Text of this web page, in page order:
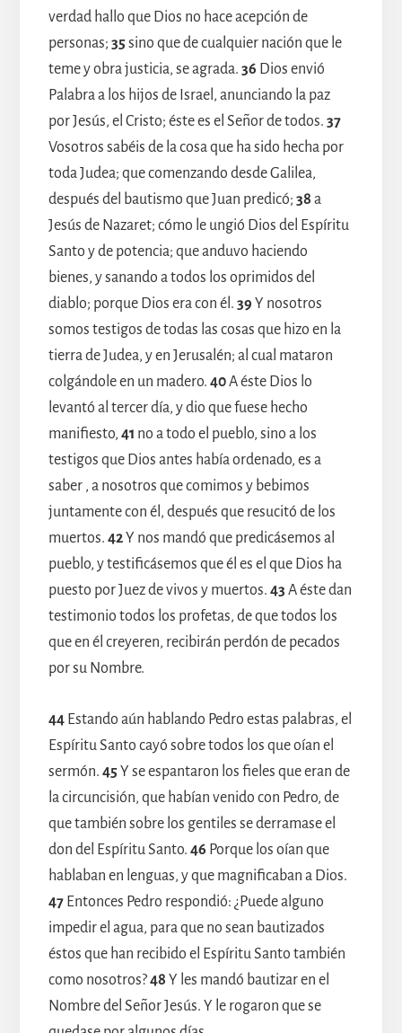
verdad hallo que Dios no hace acepción de
personas; 35sino que de cualquier nación que le
teme y obra justicia, se agrada. 36 Dios envió
Palabra a los hijos de Israel, anunciando la paz
por Jesús, el Cristo; éste es el Señor de todos. 37
Vosotros sabéis de la cosa que ha sido hecha por
toda Judea; que comenzando desde Galilea,
después del bautismo que Juan predicó; 38 a
Jesús de Nazaret; cómo le ungió Dios del Espíritu
Santo y de potencia; que anduvo haciendo
bienes, y sanando a todos los oprimidos del
diablo; porque Dios era con él. 39 Y nosotros
somos testigos de todas las cosas que hizo en la
tierra de Judea, y en Jerusalén; al cual mataron
colgándole en un madero. 40A éste Dios lo
levantó al tercer día, y dio que fuese hecho
manifiesto, 41 no a todo el pueblo, sino a los
testigos que Dios antes había ordenado, es a
saber , a nosotros que comimos y bebimos
juntamente con él, después que resucitó de los
muertos. 42Y nos mandó que predicásemos al
pueblo, y testificásemos que él es el que Dios ha
puesto por Juez de vivos y muertos. 43 A éste dan
testimonio todos los profetas, de que todos los
que en él creyeren, recibirán perdón de pecados
por su Nombre.
44Estando aún hablando Pedro estas palabras, el
Espíritu Santo cayó sobre todos los que oían el
sermón. 45Y se espantaron los fieles que eran de
la circuncisión, que habían venido con Pedro, de
que también sobre los gentiles se derramase el
don del Espíritu Santo. 46 Porque los oían que
hablaban en lenguas, y que magnificaban a Dios.
47Entonces Pedro respondió: ¿Puede alguno
impedir el agua, para que no sean bautizados
éstos que han recibido el Espíritu Santo también
como nosotros?48 Y les mandó bautizar en el
Nombre del Señor Jesús. Y le rogaron que se